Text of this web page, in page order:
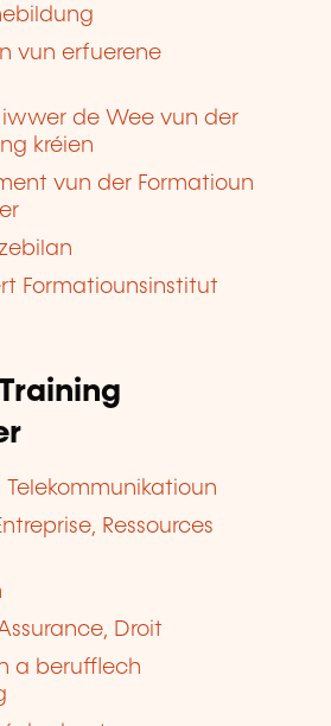
vun erfuerene
iwwer de Wee vun der
kréien
vun der Formatioun
Formatiounsinstitut
Telekommunikatioun
Ressources
Droit
a berufflech